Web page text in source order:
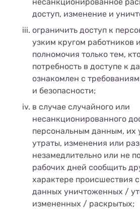
доступ, изменение и
ограничить доступ к
узким кругом работников
полномочия только тем,
потребность в доступе к
ознакомлен с
и безопасности;
в случае случайного или
несанкционированного
персональным данным, их
утраты, изменения или
незамедлительно или не
рабочих дней сообщить
характере происшествия
данных уничтоженных /
измененных / раскрытых;